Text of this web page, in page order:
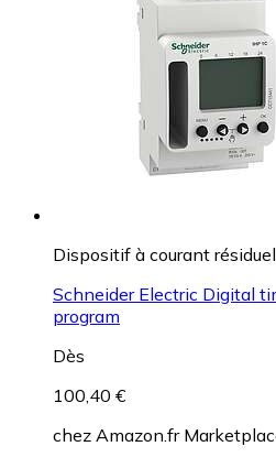
Dispositif à courant résiduel
Schneider Electric Digital
program
Dès
100,40 €
chez Amazon.fr